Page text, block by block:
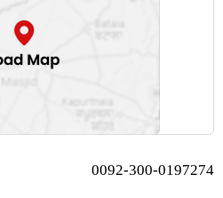
0092-300-0197274